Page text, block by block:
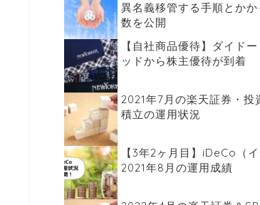
異名義移管する手順とかか
数を公開
【自社商品優待】ダイド
ッドから株主優待が到着
2021年7月の楽天証券・投
積立の運用状況
【3年2ヶ月目】iDeCo（イ
2021年8月の運用成績